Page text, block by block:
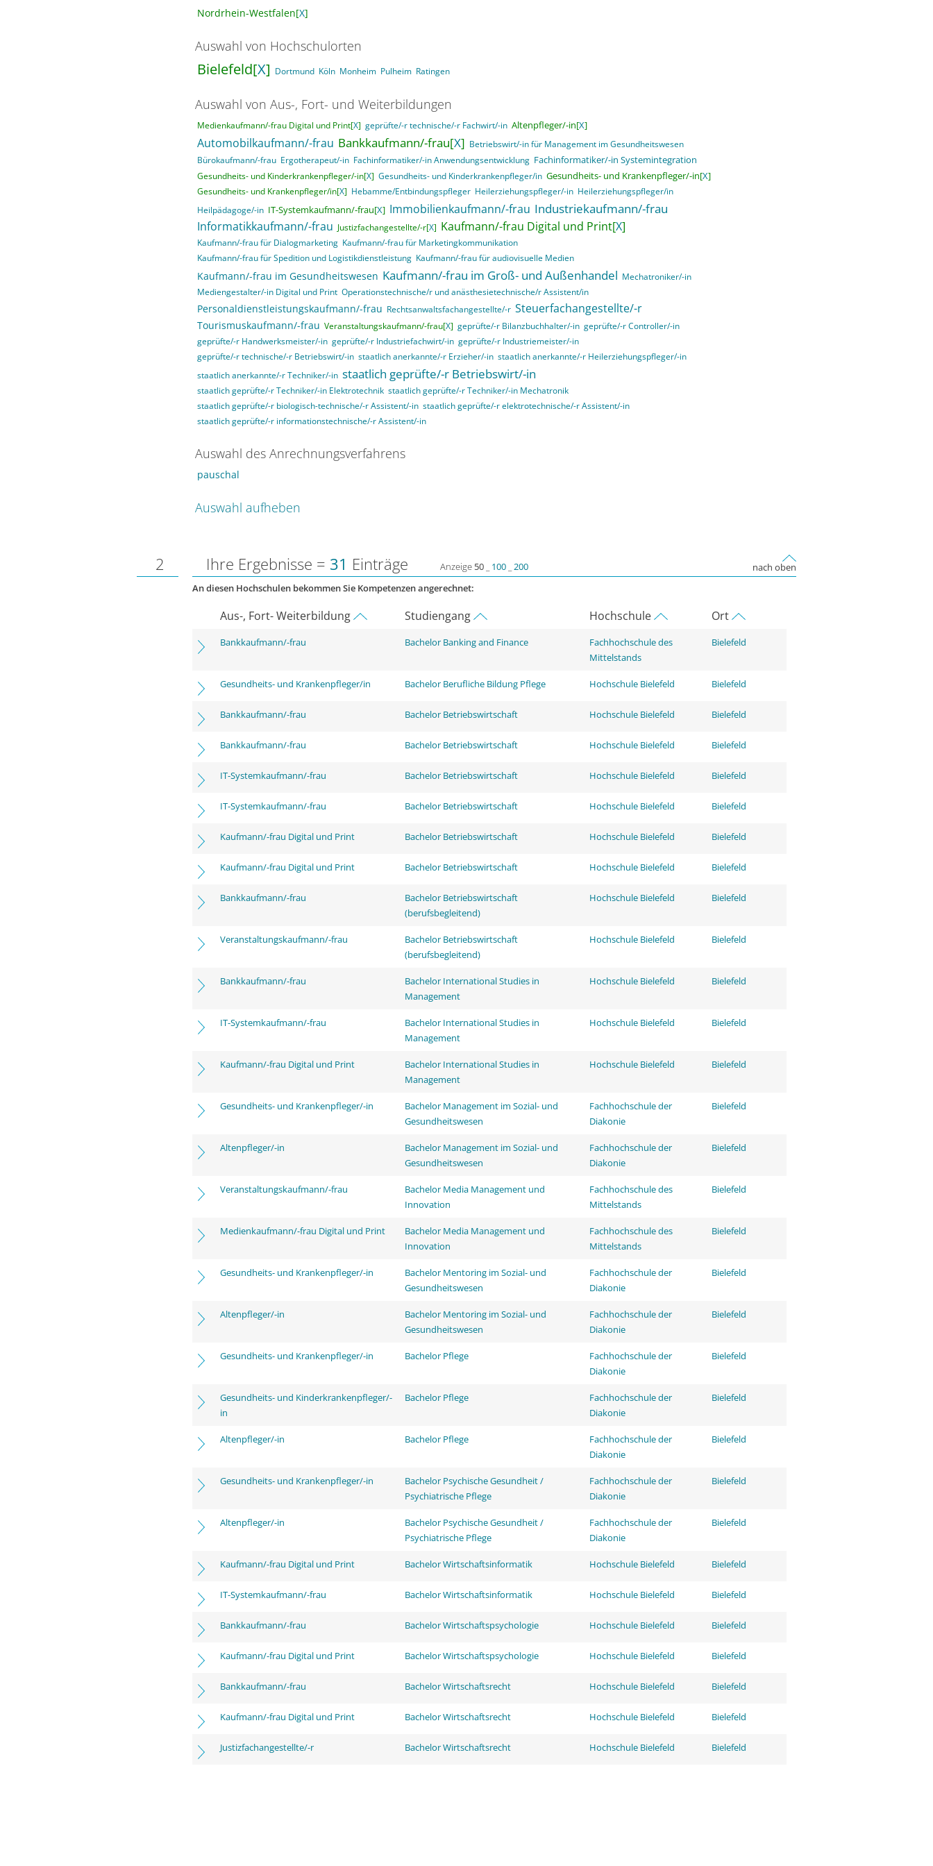
Nordrhein-Westfalen[X]
Auswahl von Hochschulorten
Bielefeld[X] Dortmund Köln Monheim Pulheim Ratingen
Auswahl von Aus-, Fort- und Weiterbildungen
Medienkaufmann/-frau Digital und Print[X] geprüfte/-r technische/-r Fachwirt/-in Altenpfleger/-in[X]
Automobilkaufmann/-frau Bankkaufmann/-frau[X] Betriebswirt/-in für Management im Gesundheitswesen
Bürokaufmann/-frau Ergotherapeut/-in Fachinformatiker/-in Anwendungsentwicklung Fachinformatiker/-in Systemintegration
Gesundheits- und Kinderkrankenpfleger/-in[X] Gesundheits- und Kinderkrankenpfleger/in Gesundheits- und Krankenpfleger/-in[X]
Gesundheits- und Krankenpfleger/in[X] Hebamme/Entbindungspfleger Heilerziehungspfleger/-in Heilerziehungspfleger/in
Heilpädagoge/-in IT-Systemkaufmann/-frau[X] Immobilienkaufmann/-frau Industriekaufmann/-frau
Informatikkaufmann/-frau Justizfachangestellte/-r[X] Kaufmann/-frau Digital und Print[X]
Kaufmann/-frau für Dialogmarketing Kaufmann/-frau für Marketingkommunikation
Kaufmann/-frau für Spedition und Logistikdienstleistung Kaufmann/-frau für audiovisuelle Medien
Kaufmann/-frau im Gesundheitswesen Kaufmann/-frau im Groß- und Außenhandel Mechatroniker/-in
Mediengestalter/-in Digital und Print Operationstechnische/r und anästhesietechnische/r Assistent/in
Personaldienstleistungskaufmann/-frau Rechtsanwaltsfachangestellte/-r Steuerfachangestellte/-r
Tourismuskaufmann/-frau Veranstaltungskaufmann/-frau[X] geprüfte/-r Bilanzbuchhalter/-in geprüfte/-r Controller/-in
geprüfte/-r Handwerksmeister/-in geprüfte/-r Industriefachwirt/-in geprüfte/-r Industriemeister/-in
geprüfte/-r technische/-r Betriebswirt/-in staatlich anerkannte/-r Erzieher/-in staatlich anerkannte/-r Heilerziehungspfleger/-in
staatlich anerkannte/-r Techniker/-in staatlich geprüfte/-r Betriebswirt/-in
staatlich geprüfte/-r Techniker/-in Elektrotechnik staatlich geprüfte/-r Techniker/-in Mechatronik
staatlich geprüfte/-r biologisch-technische/-r Assistent/-in staatlich geprüfte/-r elektrotechnische/-r Assistent/-in
staatlich geprüfte/-r informationstechnische/-r Assistent/-in
Auswahl des Anrechnungsverfahrens
pauschal
Auswahl aufheben
2 Ihre Ergebnisse = 31 Einträge Anzeige 50 100 200
nach oben
An diesen Hochschulen bekommen Sie Kompetenzen angerechnet:
Aus-, Fort- Weiterbildung Studiengang Hochschule Ort
Bankkaufmann/-frau Bachelor Banking and Finance
Fachhochschule des
Mittelstands
Bielefeld
Gesundheits- und Krankenpfleger/in Bachelor Berufliche Bildung Pflege Hochschule Bielefeld Bielefeld
Bankkaufmann/-frau Bachelor Betriebswirtschaft Hochschule Bielefeld Bielefeld
Bankkaufmann/-frau Bachelor Betriebswirtschaft Hochschule Bielefeld Bielefeld
IT-Systemkaufmann/-frau Bachelor Betriebswirtschaft Hochschule Bielefeld Bielefeld
IT-Systemkaufmann/-frau Bachelor Betriebswirtschaft Hochschule Bielefeld Bielefeld
Kaufmann/-frau Digital und Print Bachelor Betriebswirtschaft Hochschule Bielefeld Bielefeld
Kaufmann/-frau Digital und Print Bachelor Betriebswirtschaft Hochschule Bielefeld Bielefeld
Bankkaufmann/-frau
Bachelor Betriebswirtschaft
(berufsbegleitend)
Hochschule Bielefeld Bielefeld
Veranstaltungskaufmann/-frau
Bachelor Betriebswirtschaft
(berufsbegleitend)
Hochschule Bielefeld Bielefeld
Bankkaufmann/-frau
Bachelor International Studies in
Management
Hochschule Bielefeld Bielefeld
IT-Systemkaufmann/-frau
Bachelor International Studies in
Management
Hochschule Bielefeld Bielefeld
Kaufmann/-frau Digital und Print
Bachelor International Studies in
Management
Hochschule Bielefeld Bielefeld
Gesundheits- und Krankenpfleger/-in
Bachelor Management im Sozial- und
Gesundheitswesen
Fachhochschule der
Diakonie
Bielefeld
Altenpfleger/-in
Bachelor Management im Sozial- und
Gesundheitswesen
Fachhochschule der
Diakonie
Bielefeld
Veranstaltungskaufmann/-frau
Bachelor Media Management und
Innovation
Fachhochschule des
Mittelstands
Bielefeld
Medienkaufmann/-frau Digital und Print
Bachelor Media Management und
Innovation
Fachhochschule des
Mittelstands
Bielefeld
Gesundheits- und Krankenpfleger/-in
Bachelor Mentoring im Sozial- und
Gesundheitswesen
Fachhochschule der
Diakonie
Bielefeld
Altenpfleger/-in
Bachelor Mentoring im Sozial- und
Gesundheitswesen
Fachhochschule der
Diakonie
Bielefeld
Gesundheits- und Krankenpfleger/-in Bachelor Pflege
Fachhochschule der
Diakonie
Bielefeld
Gesundheits- und Kinderkrankenpfleger/-
in
Bachelor Pflege
Fachhochschule der
Diakonie
Bielefeld
Altenpfleger/-in Bachelor Pflege
Fachhochschule der
Diakonie
Bielefeld
Gesundheits- und Krankenpfleger/-in
Bachelor Psychische Gesundheit /
Psychiatrische Pflege
Fachhochschule der
Diakonie
Bielefeld
Altenpfleger/-in
Bachelor Psychische Gesundheit /
Psychiatrische Pflege
Fachhochschule der
Diakonie
Bielefeld
Kaufmann/-frau Digital und Print Bachelor Wirtschaftsinformatik Hochschule Bielefeld Bielefeld
IT-Systemkaufmann/-frau Bachelor Wirtschaftsinformatik Hochschule Bielefeld Bielefeld
Bankkaufmann/-frau Bachelor Wirtschaftspsychologie Hochschule Bielefeld Bielefeld
Kaufmann/-frau Digital und Print Bachelor Wirtschaftspsychologie Hochschule Bielefeld Bielefeld
Bankkaufmann/-frau Bachelor Wirtschaftsrecht Hochschule Bielefeld Bielefeld
Kaufmann/-frau Digital und Print Bachelor Wirtschaftsrecht Hochschule Bielefeld Bielefeld
Justizfachangestellte/-r Bachelor Wirtschaftsrecht Hochschule Bielefeld Bielefeld